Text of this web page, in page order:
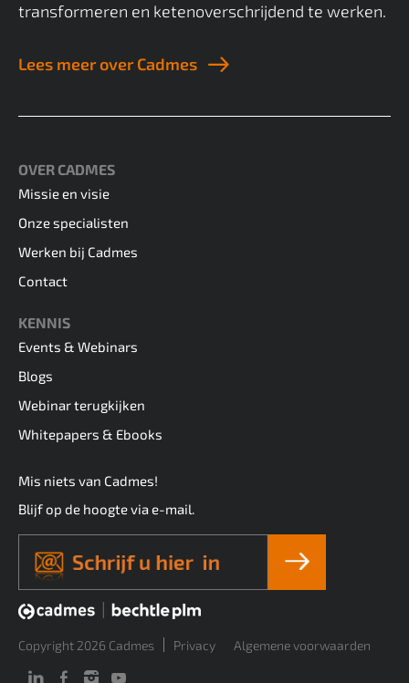
transformeren en ketenoverschrijdend te werken.
Lees meer over Cadmes
OVER CADMES
Missie en visie
Onze specialisten
Werken bij Cadmes
Contact
KENNIS
Events & Webinars
Blogs
Webinar terugkijken
Whitepapers & Ebooks
Mis niets van Cadmes!
Blijf op de hoogte via e-mail.
Copyright 2026 Cadmes Privacy Algemene voorwaarden